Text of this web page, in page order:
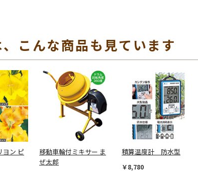
こんな商品も見ています
ヨン ピ
移動車輪付ミキサー ま
ぜ太郎
積算温度計 防水型
￥8,780